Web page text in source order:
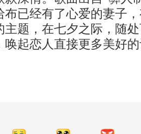
布已经有了心爱的妻子
主题，在七夕之际，随
唤起恋人直接更多美好